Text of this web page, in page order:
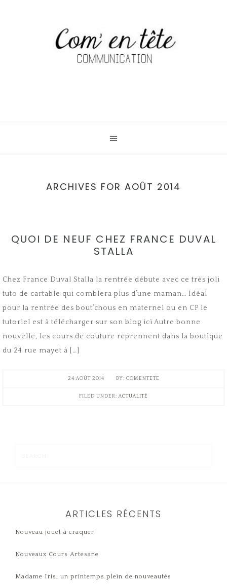
ARCHIVES FOR AOÛT 2014
QUOI DE NEUF CHEZ FRANCE DUVAL
STALLA
Chez France Duval Stalla la rentrée débute avec ce très joli
tuto de cartable qui comblera plus d’une maman… Idéal
pour la rentrée des bout’chous en maternel ou en CP le
tutoriel est à télécharger sur son blog ici Autre bonne
nouvelle, les cours de couture reprennent dans la boutique
du 24 rue mayet à […]
24 AOÛT 2014 COMENTETE
FILED UNDER:ACTUALITÉ
ARTICLES RÉCENTS
Nouveau jouet à craquer!
Nouveaux Cours Artesane
Madame Iris, un printemps plein de nouveautés